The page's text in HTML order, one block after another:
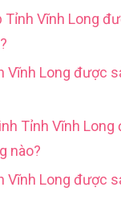
Tỉnh Vĩnh Long
Vĩnh Long được
Tỉnh Vĩnh
nào?
Vĩnh Long được